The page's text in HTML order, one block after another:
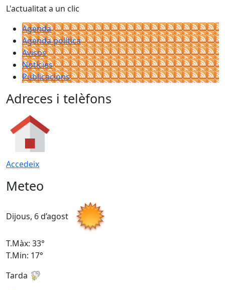
L'actualitat a un clic
Agenda
Agenda política
Avisos
Notícies
Publicacions
Adreces i telèfons
Accedeix
Meteo
Dijous, 6 d’agost
T.Màx: 33°
T.Min: 17°
Tarda